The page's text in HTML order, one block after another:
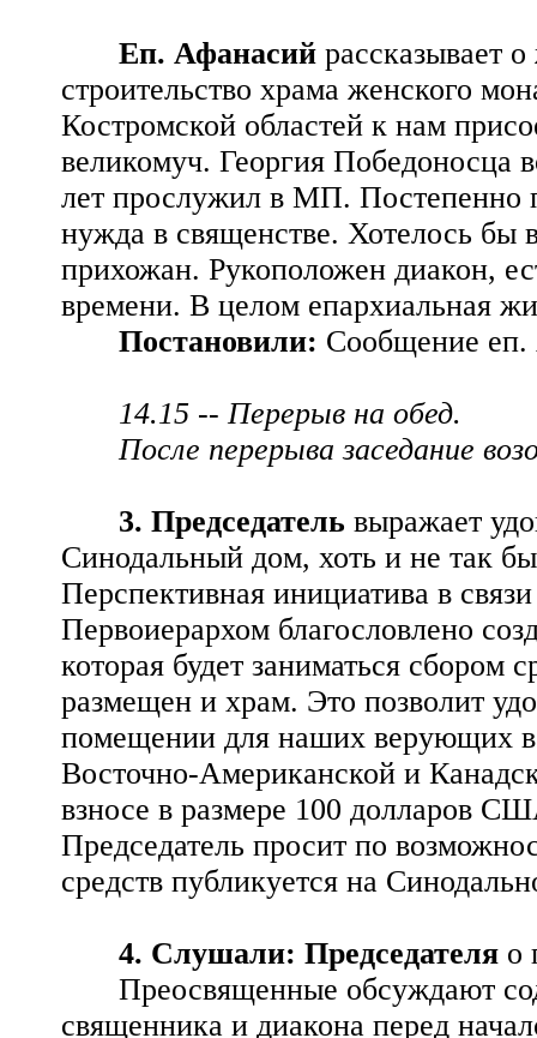
Еп. Афанасий рассказывает
строительство храма женского
Костромской областей к нам
великомуч. Георгия Победоносца
лет прослужил в МП. Постепенно
нужда в священстве. Хотелось бы
прихожан. Рукоположен диакон,
времени. В целом епархиальная
Постановили: Сообщение еп.
14.15 -- Перерыв на обед.
После перерыва заседание
3. Председатель выражает
Синодальный дом, хоть и не так
Перспективная инициатива в
Первоиерархом благословлено
которая будет заниматься сбором
размещен и храм. Это позволит
помещении для наших верующих
Восточно-Американской и
взносе в размере 100 долларов
Председатель просит по
средств публикуется на
4. Слушали: Председателя о
Преосвященные обсуждают
священника и диакона перед